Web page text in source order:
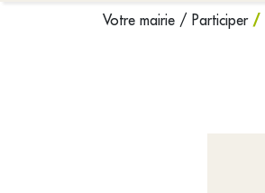
Votre mairie / Participer /